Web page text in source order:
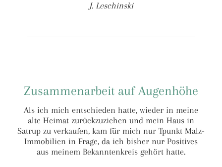
J. Leschinski
Zusammenarbeit auf Augenhöhe
Als ich mich entschieden hatte, wieder in meine
alte Heimat zurückzuziehen und mein Haus in
Satrup zu verkaufen, kam für mich nur Tpunkt Malz-
Immobilien in Frage, da ich bisher nur Positives
aus meinem Bekanntenkreis gehört hatte.